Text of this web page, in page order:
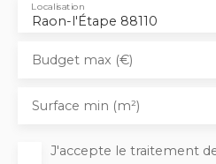
Raon-l'Étape 88110
Localisation
Budget max (€)
Surface min (m²)
J'accepte le traitement